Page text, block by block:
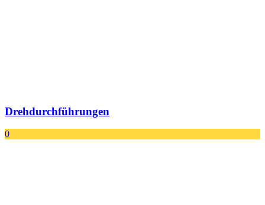
Drehdurchführungen
0